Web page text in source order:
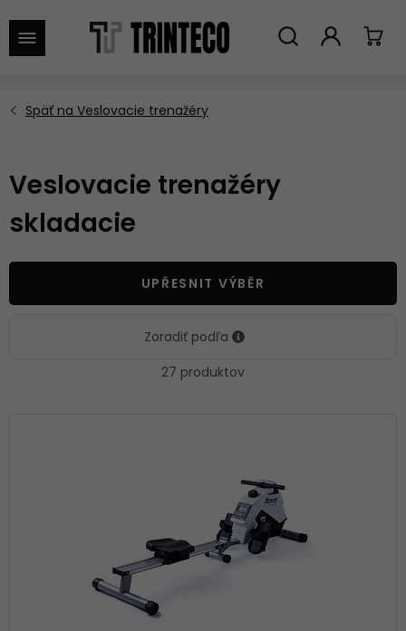
VYHĽADAŤ
Veslovacie trenažéry
skladacie
UPŘESNIT VÝBĚR
Zoradiť podľa
27 produktov